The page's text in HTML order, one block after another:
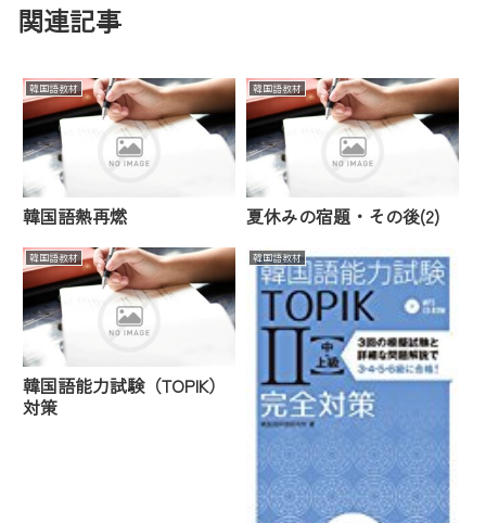
関連記事
韓国語教材
韓国語熱再燃
韓国語教材
夏休みの宿題・その後(2)
韓国語教材
韓国語能力試験（TOPIK）
対策
韓国語教材